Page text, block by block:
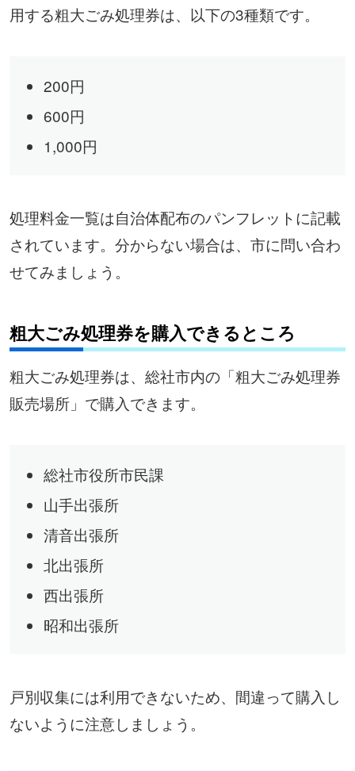
用する粗大ごみ処理券は、以下の3種類です。
200円
600円
1,000円
処理料金一覧は自治体配布のパンフレットに記載
されています。分からない場合は、市に問い合わ
せてみましょう。
粗大ごみ処理券を購入できるところ
粗大ごみ処理券は、総社市内の「粗大ごみ処理券
販売場所」で購入できます。
総社市役所市民課
山手出張所
清音出張所
北出張所
西出張所
昭和出張所
戸別収集には利用できないため、間違って購入し
ないように注意しましょう。